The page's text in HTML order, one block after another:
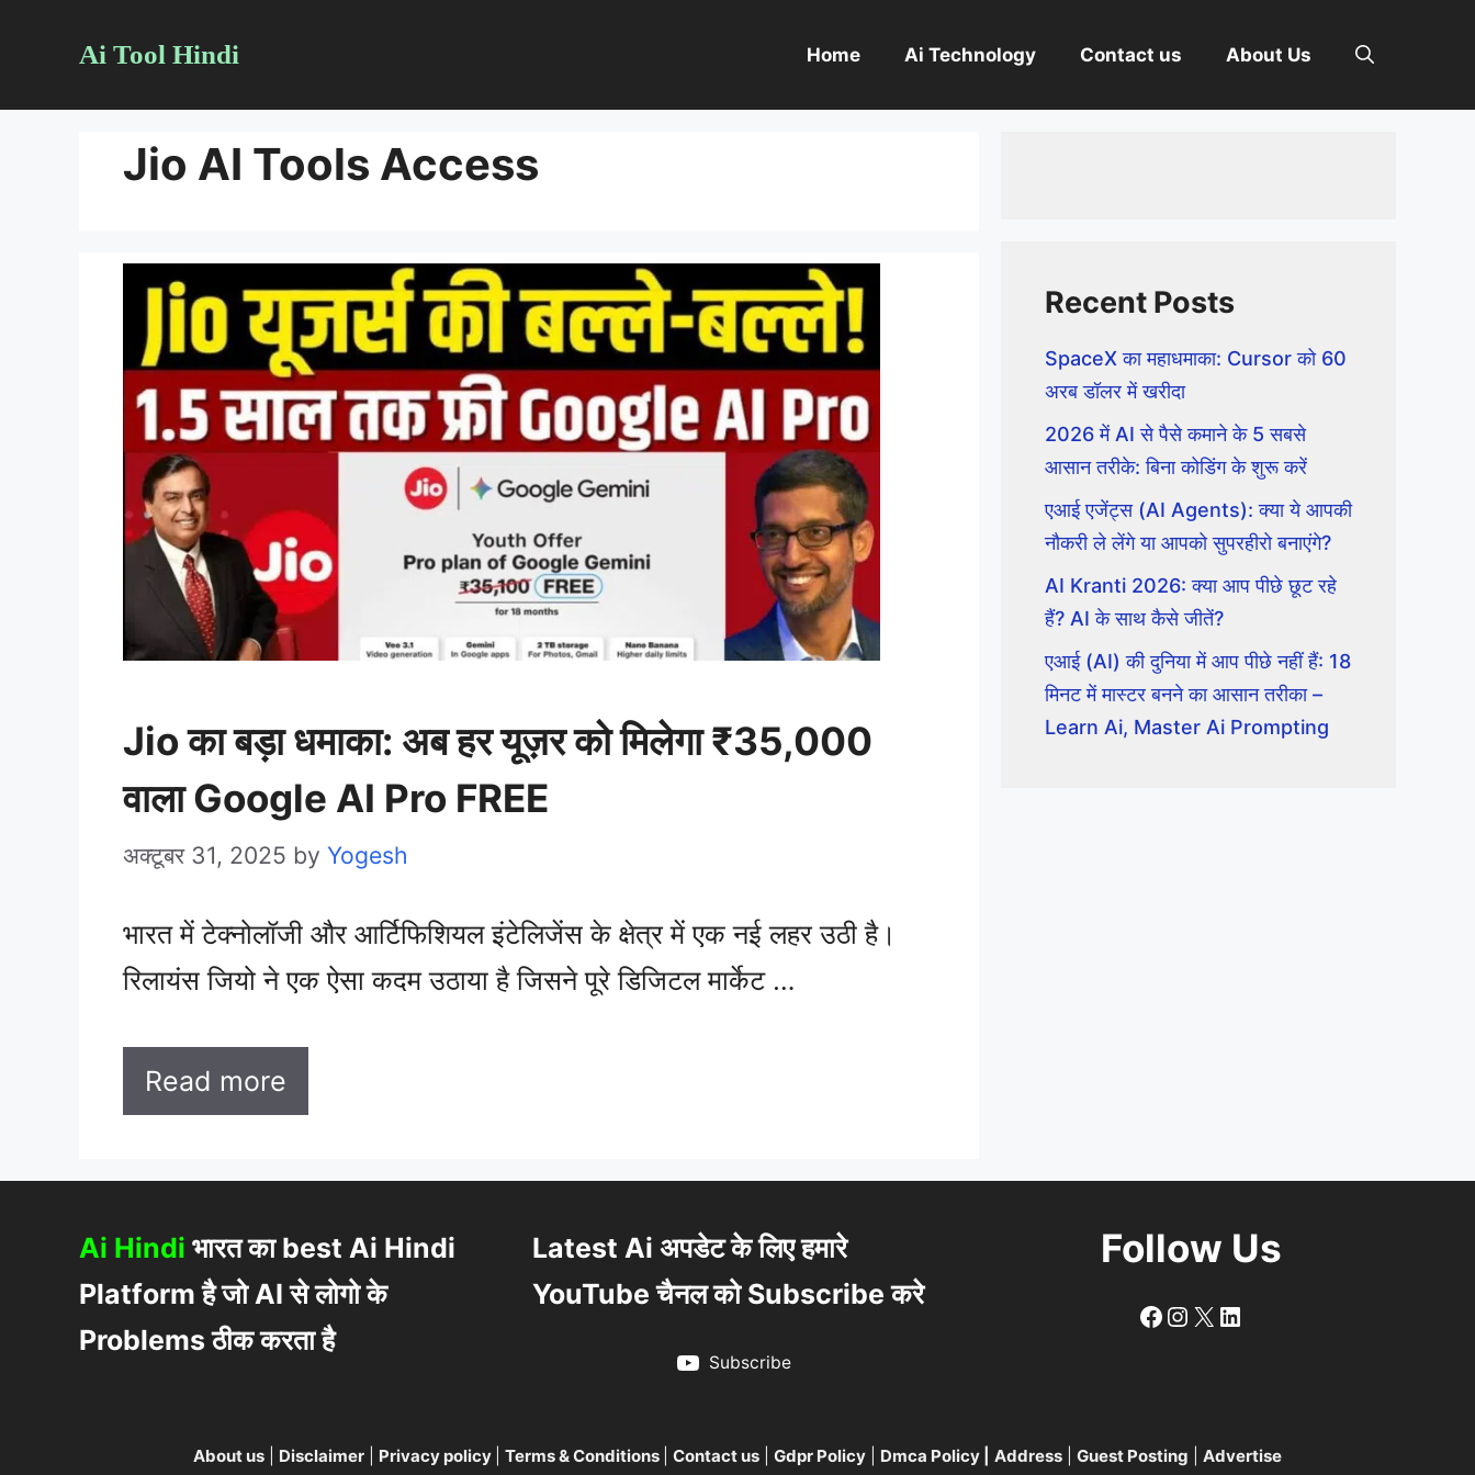
content
Ai Tool Hindi Home Ai Technology Contact us About Us
Jio AI Tools Access
Jio का बड़ा धमाका: अब हर यूज़र को मिलेगा ₹35,000
वाला Google AI Pro FREE
अक्टूबर 31, 2025 by Yogesh
भारत में टेक्नोलॉजी और आर्टिफिशियल इंटेलिजेंस के क्षेत्र में एक नई लहर उठी है।
रिलायंस जियो ने एक ऐसा कदम उठाया है जिसने पूरे डिजिटल मार्केट …
Read more
Recent Posts
SpaceX का महाधमाका: Cursor को 60
अरब डॉलर में खरीदा
2026 में AI से पैसे कमाने के 5 सबसे
आसान तरीके: बिना कोडिंग के शुरू करें
एआई एजेंट्स (AI Agents): क्या ये आपकी
नौकरी ले लेंगे या आपको सुपरहीरो बनाएंगे?
AI Kranti 2026: क्या आप पीछे छूट रहे
हैं? AI के साथ कैसे जीतें?
एआई (AI) की दुनिया में आप पीछे नहीं हैं: 18
मिनट में मास्टर बनने का आसान तरीका –
Learn Ai, Master Ai Prompting
Ai Hindi भारत का best Ai Hindi
Platform है जो AI से लोगो के
Problems ठीक करता है
Latest Ai अपडेट के लिए हमारे
YouTube चैनल को Subscribe करे
Subscribe
Follow Us
Follow
Follow
X LinkedIn
About us Disclaimer Privacy policy Terms & Conditions Contact us Gdpr Policy Dmca Policy Address Guest Posting Advertise